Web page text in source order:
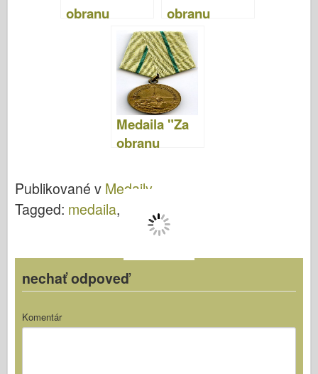
obranu
Sevastopoľa"
obranu
Odesy"
Medaila "Za
obranu
Publikované v Medaily
Tagged: medaila, Wehrmacht
nechať odpoveď
Komentár